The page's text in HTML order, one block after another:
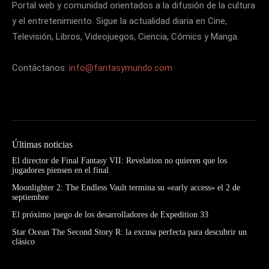
Portal web y comunidad orientados a la difusión de la cultura
y el entretenimiento. Sigue la actualidad diaria en Cine,
Televisión, Libros, Videojuegos, Ciencia, Cómics y Manga.
Contáctanos: info@fantasymundo.com
Últimas noticias
El director de Final Fantasy VII: Revelation no quieren que los
jugadores piensen en el final
Moonlighter 2: The Endless Vault termina su «early access» el 2 de
septiembre
El próximo juego de los desarrolladores de Expedition 33
Star Ocean The Second Story R: la excusa perfecta para descubrir un
clásico